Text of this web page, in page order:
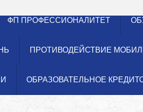
ФП ПРОФЕССИОНАЛИТЕТ
ПРОТИВОДЕЙСТВИЕ
ОБРАЗОВАТЕЛЬНОЕ